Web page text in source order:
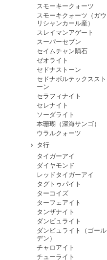
スモーキークォーツ
スモーキクォーツ（ガウ
リシャンカール産）
スレイマンアゲート
スーパーセブン
セイムチャン隕石
ゼオライト
セドナストーン
セドナボルテックススト
ーン
セラフィナイト
セレナイト
ソーダライト
本珊瑚（深海サンゴ）
ウラルクォーツ
タ行
タイガーアイ
ダイヤモンド
レッドタイガーアイ
タグトゥパイト
ターコイズ
ターフェアイト
タンザナイト
ダンビュライト
ダンビュライト（ゴール
デン）
チャロアイト
チューライト